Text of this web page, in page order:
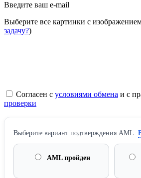
Введите ваш e-mail
Выберите все картинки с
задачу?)
Согласен с условиями обмена и с
проверки
Выберите вариант подтверждения AML:
AML пройден